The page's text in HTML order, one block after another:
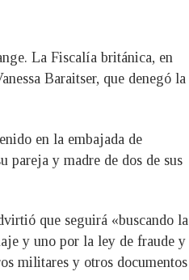
La Fiscalía británica, en
Baraitser, que denegó la
en la embajada de
pareja y madre de dos de sus
que seguirá «buscando la
y uno por la ley de fraude y
militares y otros documentos